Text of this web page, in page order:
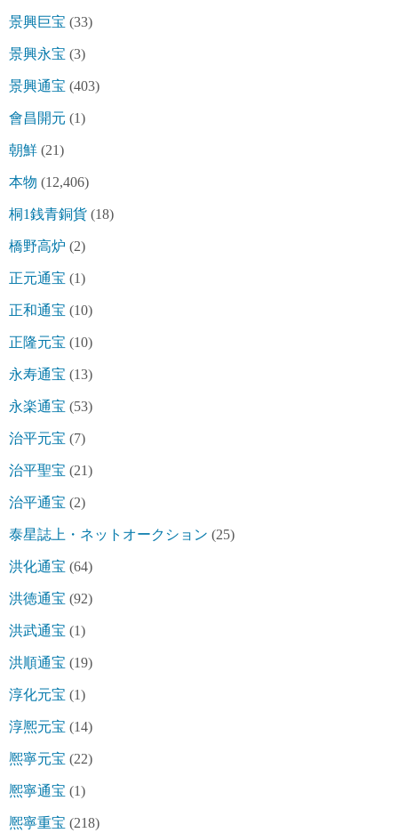
景興巨宝 (33)
景興永宝 (3)
景興通宝 (403)
會昌開元 (1)
朝鮮 (21)
本物 (12,406)
桐1銭青銅貨 (18)
橋野高炉 (2)
正元通宝 (1)
正和通宝 (10)
正隆元宝 (10)
永寿通宝 (13)
永楽通宝 (53)
治平元宝 (7)
治平聖宝 (21)
治平通宝 (2)
泰星誌上・ネットオークション (25)
洪化通宝 (64)
洪徳通宝 (92)
洪武通宝 (1)
洪順通宝 (19)
淳化元宝 (1)
淳熈元宝 (14)
熈寧元宝 (22)
熈寧通宝 (1)
熈寧重宝 (218)